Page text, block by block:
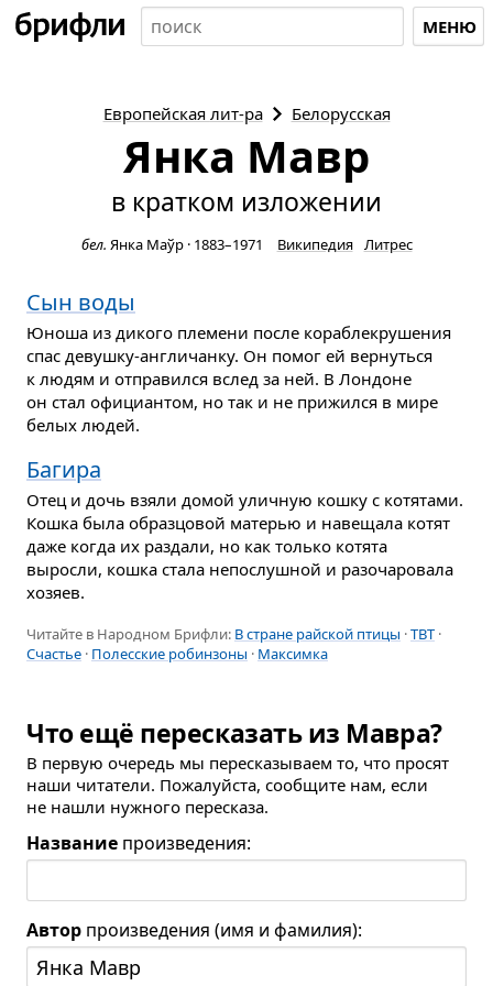
МЕНЮ
Европейская лит-ра Белорусская
Янка Мавр
в кратком изложении
бел. Янка Маўр· 1883–1971 Википедия Литрес
Сын воды
Юноша из дикого племени после кораблекрушения
спас девушку-англичанку. Он помог ей вернуться
к людям и отправился вслед за ней. В Лондоне
он стал официантом, но так и не прижился в мире
белых людей.
Багира
Отец и дочь взяли домой уличную кошку с котятами.
Кошка была образцовой матерью и навещала котят
даже когда их раздали, но как только котята
выросли, кошка стала непослушной и разочаровала
хозяев.
Читайте в Народном Брифли: В стране райской птицы ·ТВТ ·
Счастье · Полесские робинзоны · Максимка
Что ещё пересказать из Мавра?
В первую очередь мы пересказываем то, что просят
наши читатели. Пожалуйста, сообщите нам, если
не нашли нужного пересказа.
Название произведения:
Автор произведения (имя и фамилия):